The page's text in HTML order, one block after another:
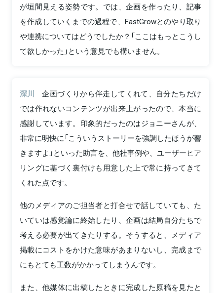
が垣間見える姿勢です。では、企画を作ったり、記事
を作成していくまでの過程で、FastGrowとのやり取り
や連携についてはどうでしたか？「ここはもっとこうし
て欲しかった」という意見でも構いません。
深川
企画づくりから伴走してくれて、自分たちだけ
では作れないコンテンツが出来上がったので、本当に
感謝しています。印象的だったのはジョニーさんが、
非常に明快に「こういうストーリーを強調したほうが響
きますよ」といった助言を、他社事例や、ユーザーヒア
リングに基づく裏付けも用意した上で常に持ってきて
くれた点です。
他のメディアのご担当者と打合せで話していても、た
いていは感覚論に終始したり、企画は結局自分たちで
考える必要が出てきたりする。そうすると、メディア
掲載にコストをかけた意味があまりないし、完成まで
にもとても工数がかかってしまうんです。
また、他媒体に出稿したときに完成した原稿を見たと